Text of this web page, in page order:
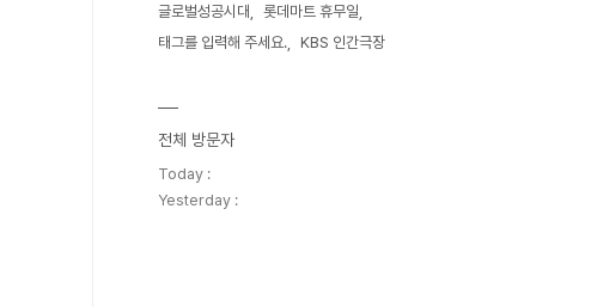
글로벌성공시대
롯데마트 휴무일
태그를 입력해 주세요.
KBS 인간극장
전체 방문자
Today :
Yesterday :